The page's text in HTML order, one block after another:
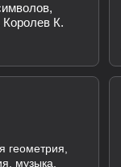
К.